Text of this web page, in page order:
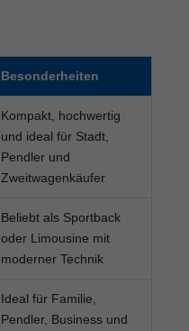
Besonderheiten
Kompakt, hochwertig
und ideal für Stadt,
Pendler und
Zweitwagenkäufer
Beliebt als Sportback
oder Limousine mit
moderner Technik
Ideal für Familie,
Pendler, Business und